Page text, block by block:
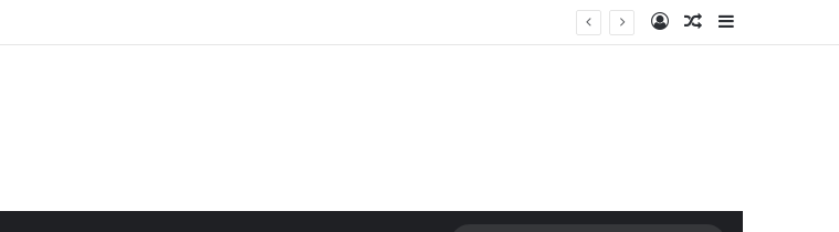
Kekuatan Otot Inti Secara Efektif Log InRandom Article
Sidebar